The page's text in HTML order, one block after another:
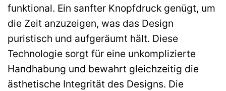
funktional. Ein sanfter Knopfdruck genügt, um
die Zeit anzuzeigen, was das Design
puristisch und aufgeräumt hält. Diese
Technologie sorgt für eine unkomplizierte
Handhabung und bewahrt gleichzeitig die
ästhetische Integrität des Designs. Die